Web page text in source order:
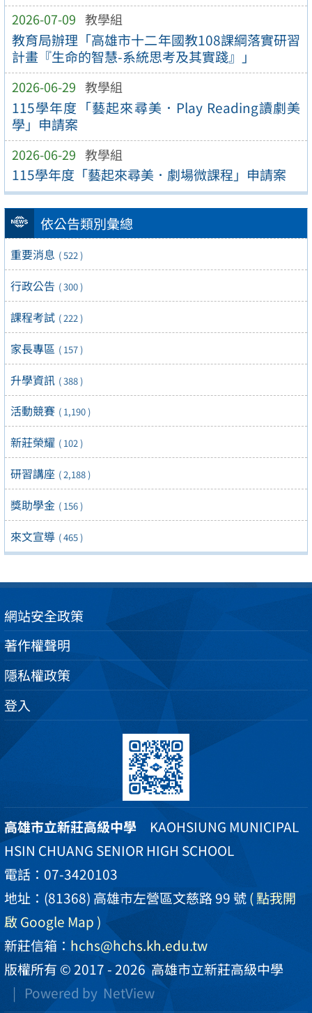
2026-07-09 教學組
教育局辦理「高雄市十二年國教108課綱落實研習
計畫『生命的智慧-系統思考及其實踐』」
2026-06-29 教學組
115學年度「藝起來尋美．Play Reading讀劇美
學」申請案
2026-06-29 教學組
115學年度「藝起來尋美．劇場微課程」申請案
依公告類別彙總
重要消息 ( 522 )
行政公告 ( 300 )
課程考試 ( 222 )
家長專區 ( 157 )
升學資訊 ( 388 )
活動競賽 ( 1,190 )
新莊榮耀 ( 102 )
研習講座 ( 2,188 )
獎助學金 ( 156 )
來文宣導 ( 465 )
網站安全政策
著作權聲明
隱私權政策
登入
高雄市立新莊高級中學 KAOHSIUNG MUNICIPAL
HSIN CHUANG SENIOR HIGH SCHOOL
電話：07-3420103
地址：(81368) 高雄市左營區文慈路 99 號( 點我開
啟 Google Map )
新莊信箱： hchs@hchs.kh.edu.tw
版權所有 © 2017 - 2026高雄市立新莊高級中學
| Powered by NetView